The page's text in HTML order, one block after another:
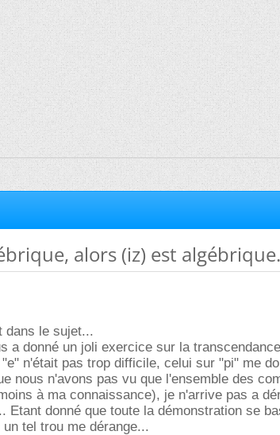
alors (iz) est
dans le sujet...
a donné un joli exercice sur la
n'était pas trop difficile, celui sur "pi" me
nous n'avons pas vu que l'ensemble des
à ma connaissance), je n'arrive pas a
Etant donné que toute la démonstration se
tel trou me dérange...